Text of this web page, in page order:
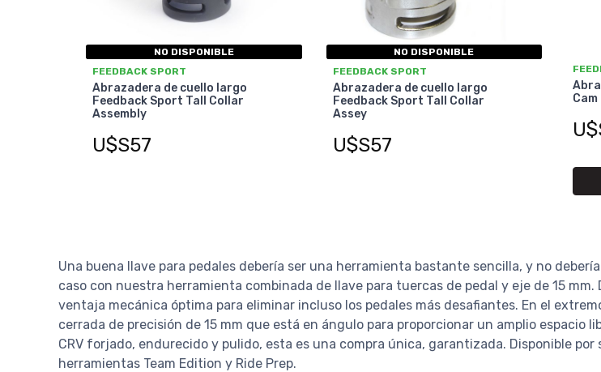
NO DISPONIBLE
FEEDBACK SPORT
Abrazadera de cuello largo
Feedback Sport Tall Collar
Assembly
U$S57
NO DISPONIBLE
FEEDBACK SPORT
Abrazadera de cuello largo
Feedback Sport Tall Collar
Assey
U$S57
Una buena llave para pedales debería ser una herramienta bastante sencilla, y no
caso con nuestra herramienta combinada de llave para tuercas de pedal y eje de 15
ventaja mecánica óptima para eliminar incluso los pedales más desafiantes. En el
cerrada de precisión de 15 mm que está en ángulo para proporcionar un amplio espacio
CRV forjado, endurecido y pulido, esta es una compra única, garantizada. Disponible
herramientas Team Edition y Ride Prep.